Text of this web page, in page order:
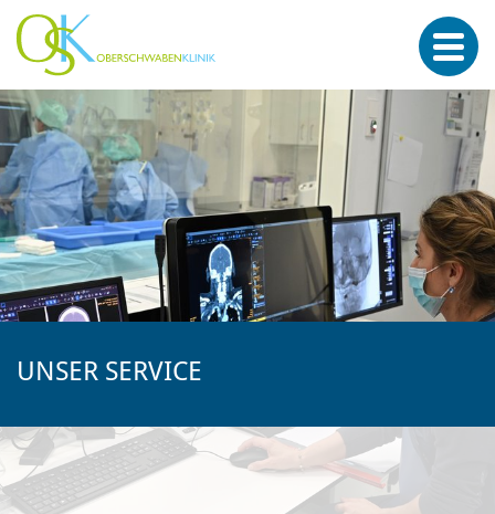
UNSER SERVICE